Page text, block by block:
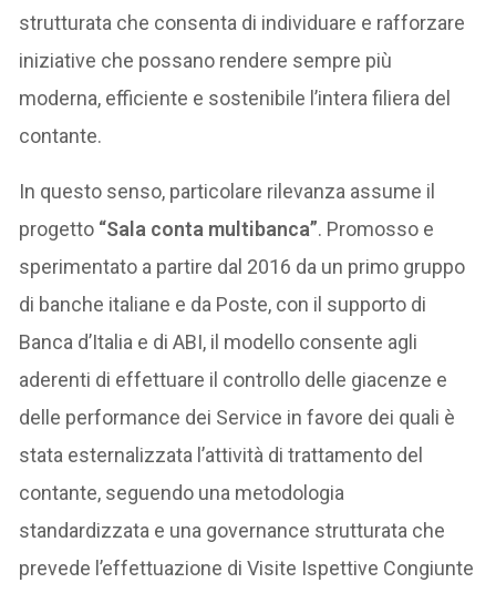
strutturata che consenta di individuare e rafforzare
iniziative che possano rendere sempre più
moderna, efficiente e sostenibile l’intera filiera del
contante.
In questo senso, particolare rilevanza assume il
progetto “Sala conta multibanca”. Promosso e
sperimentato a partire dal 2016 da un primo gruppo
di banche italiane e da Poste, con il supporto di
Banca d’Italia e di ABI, il modello consente agli
aderenti di effettuare il controllo delle giacenze e
delle performance dei Service in favore dei quali è
stata esternalizzata l’attività di trattamento del
contante, seguendo una metodologia
standardizzata e una governance strutturata che
prevede l’effettuazione di Visite Ispettive Congiunte